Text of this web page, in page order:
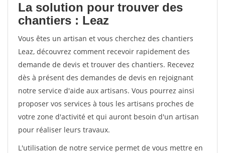
La solution pour trouver des
chantiers : Leaz
Vous êtes un artisan et vous cherchez des chantiers
Leaz, découvrez comment recevoir rapidement des
demande de devis et trouver des chantiers. Recevez
dès à présent des demandes de devis en rejoignant
notre service d'aide aux artisans. Vous pourrez ainsi
proposer vos services à tous les artisans proches de
votre zone d'activité et qui auront besoin d'un artisan
pour réaliser leurs travaux.
L'utilisation de notre service permet de vous mettre en